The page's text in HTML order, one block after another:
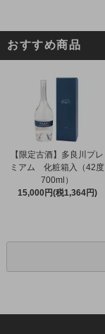
おすすめ商品
【限定古酒】多良川プレ
ミアム 化粧箱入（42度
700ml）
15,000円(税1,364円)